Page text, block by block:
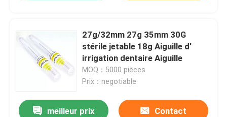
27g/32mm 27g 35mm 30G
stérile jetable 18g Aiguille d'
irrigation dentaire Aiguille
MOQ：5000 pièces
Prix：negotiable
meilleur prix Contact